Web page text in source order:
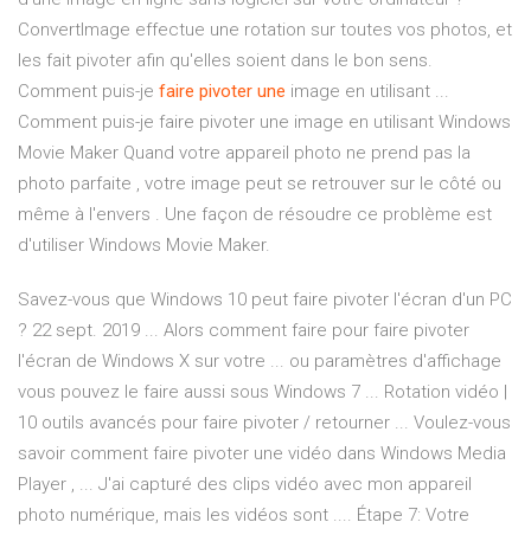
ConvertImage effectue une rotation sur toutes vos photos, et
les fait pivoter afin qu'elles soient dans le bon sens.
Comment puis-je faire pivoter une image en utilisant ...
Comment puis-je faire pivoter une image en utilisant Windows
Movie Maker Quand votre appareil photo ne prend pas la
photo parfaite , votre image peut se retrouver sur le côté ou
même à l'envers . Une façon de résoudre ce problème est
d'utiliser Windows Movie Maker.
Savez-vous que Windows 10 peut faire pivoter l'écran d'un PC
? 22 sept. 2019 ... Alors comment faire pour faire pivoter
l'écran de Windows X sur votre ... ou paramètres d'affichage
vous pouvez le faire aussi sous Windows 7 ... Rotation vidéo |
10 outils avancés pour faire pivoter / retourner ... Voulez-vous
savoir comment faire pivoter une vidéo dans Windows Media
Player , ... J'ai capturé des clips vidéo avec mon appareil
photo numérique, mais les vidéos sont .... Étape 7: Votre